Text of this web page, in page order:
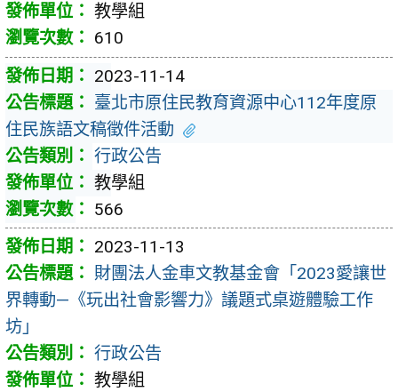
教學組
610
2023-11-14
臺北市原住民教育資源中心112年度原
住民族語文稿徵件活動
行政公告
教學組
566
2023-11-13
財團法人金車文教基金會「2023愛讓世
界轉動—《玩出社會影響力》議題式桌遊體驗工作
坊」
行政公告
教學組